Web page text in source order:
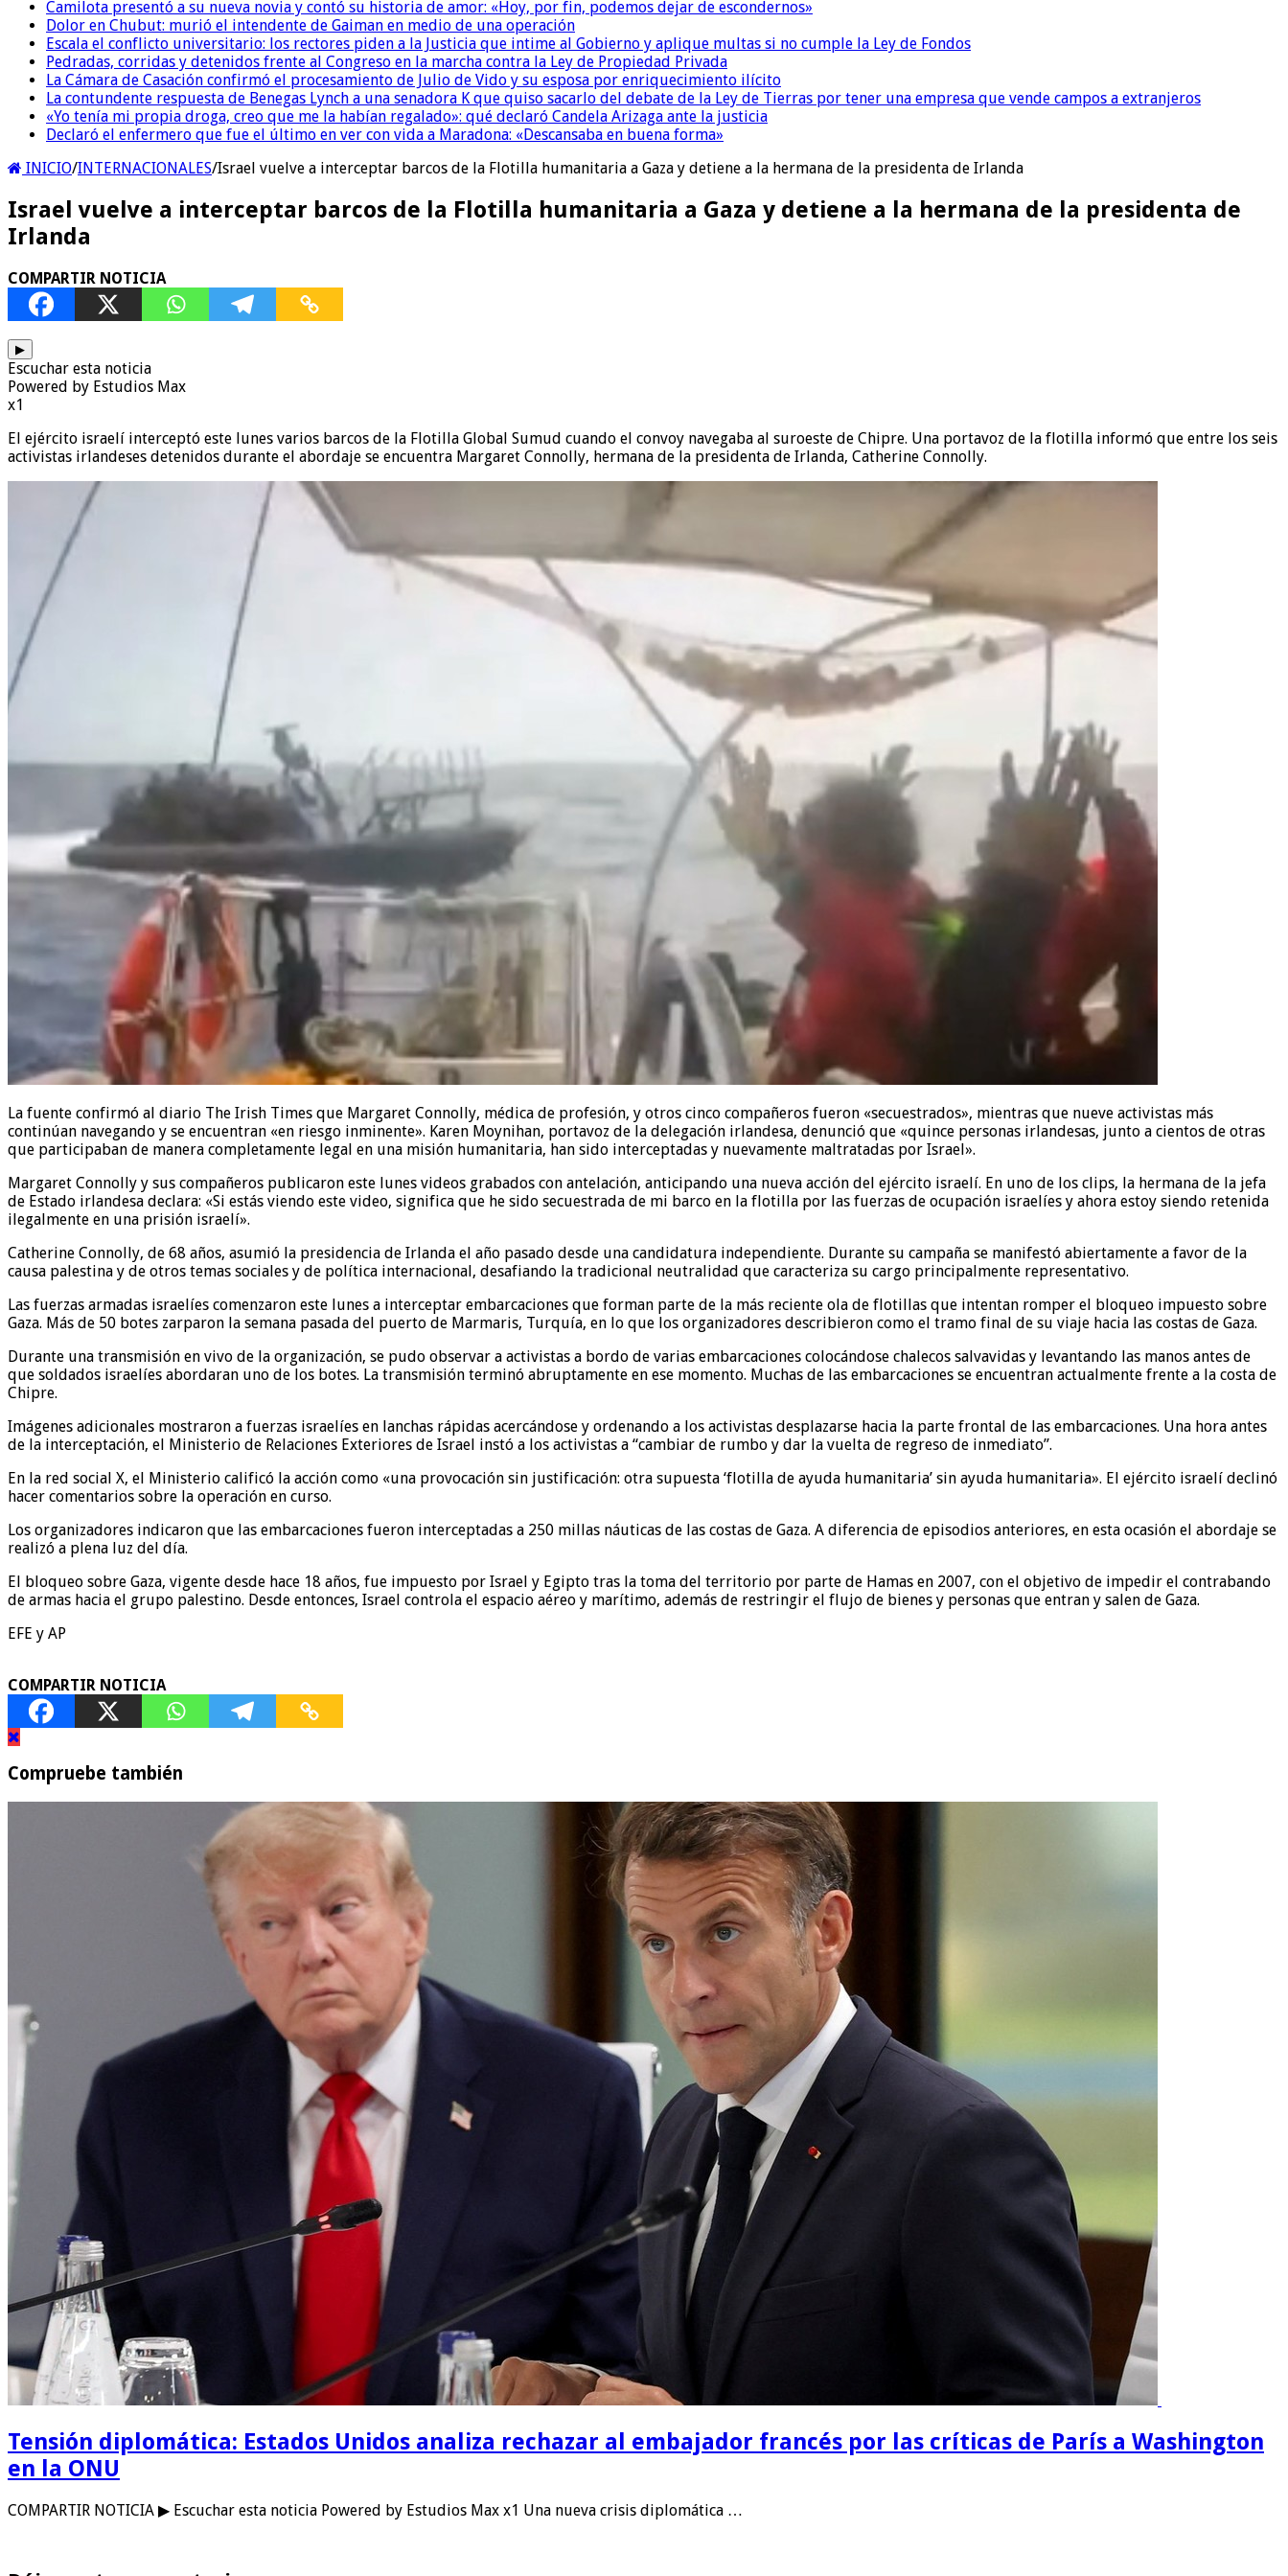
Camilota presentó a su nueva novia y contó su historia de amor: «Hoy, por fin, podemos dejar de escondernos»
Dolor en Chubut: murió el intendente de Gaiman en medio de una operación
Escala el conflicto universitario: los rectores piden a la Justicia que intime al Gobierno y aplique multas si no cumple la Ley de Fondos
Pedradas, corridas y detenidos frente al Congreso en la marcha contra la Ley de Propiedad Privada
La Cámara de Casación confirmó el procesamiento de Julio de Vido y su esposa por enriquecimiento ilícito
La contundente respuesta de Benegas Lynch a una senadora K que quiso sacarlo del debate de la Ley de Tierras por tener una empresa que vende campos a extranjeros
«Yo tenía mi propia droga, creo que me la habían regalado»: qué declaró Candela Arizaga ante la justicia
Declaró el enfermero que fue el último en ver con vida a Maradona: «Descansaba en buena forma»
INICIO/INTERNACIONALES/Israel vuelve a interceptar barcos de la Flotilla humanitaria a Gaza y detiene a la hermana de la presidenta de Irlanda
Israel vuelve a interceptar barcos de la Flotilla humanitaria a Gaza y detiene a la hermana de la presidenta de
Irlanda
COMPARTIR NOTICIA
▶
Escuchar esta noticia
Powered by Estudios Max
x1
El ejército israelí interceptó este lunes varios barcos de la Flotilla Global Sumud cuando el convoy navegaba al suroeste de Chipre. Una portavoz de la flotilla informó que entre los seis
activistas irlandeses detenidos durante el abordaje se encuentra Margaret Connolly, hermana de la presidenta de Irlanda, Catherine Connolly.
La fuente confirmó al diario The Irish Times que Margaret Connolly, médica de profesión, y otros cinco compañeros fueron «secuestrados», mientras que nueve activistas más
continúan navegando y se encuentran «en riesgo inminente». Karen Moynihan, portavoz de la delegación irlandesa, denunció que «quince personas irlandesas, junto a cientos de otras
que participaban de manera completamente legal en una misión humanitaria, han sido interceptadas y nuevamente maltratadas por Israel».
Margaret Connolly y sus compañeros publicaron este lunes videos grabados con antelación, anticipando una nueva acción del ejército israelí. En uno de los clips, la hermana de la jefa
de Estado irlandesa declara: «Si estás viendo este video, significa que he sido secuestrada de mi barco en la flotilla por las fuerzas de ocupación israelíes y ahora estoy siendo retenida
ilegalmente en una prisión israelí».
Catherine Connolly, de 68 años, asumió la presidencia de Irlanda el año pasado desde una candidatura independiente. Durante su campaña se manifestó abiertamente a favor de la
causa palestina y de otros temas sociales y de política internacional, desafiando la tradicional neutralidad que caracteriza su cargo principalmente representativo.
Las fuerzas armadas israelíes comenzaron este lunes a interceptar embarcaciones que forman parte de la más reciente ola de flotillas que intentan romper el bloqueo impuesto sobre
Gaza. Más de 50 botes zarparon la semana pasada del puerto de Marmaris, Turquía, en lo que los organizadores describieron como el tramo final de su viaje hacia las costas de Gaza.
Durante una transmisión en vivo de la organización, se pudo observar a activistas a bordo de varias embarcaciones colocándose chalecos salvavidas y levantando las manos antes de
que soldados israelíes abordaran uno de los botes. La transmisión terminó abruptamente en ese momento. Muchas de las embarcaciones se encuentran actualmente frente a la costa de
Chipre.
Imágenes adicionales mostraron a fuerzas israelíes en lanchas rápidas acercándose y ordenando a los activistas desplazarse hacia la parte frontal de las embarcaciones. Una hora antes
de la interceptación, el Ministerio de Relaciones Exteriores de Israel instó a los activistas a “cambiar de rumbo y dar la vuelta de regreso de inmediato”.
En la red social X, el Ministerio calificó la acción como «una provocación sin justificación: otra supuesta ‘flotilla de ayuda humanitaria’ sin ayuda humanitaria». El ejército israelí declinó
hacer comentarios sobre la operación en curso.
Los organizadores indicaron que las embarcaciones fueron interceptadas a 250 millas náuticas de las costas de Gaza. A diferencia de episodios anteriores, en esta ocasión el abordaje se
realizó a plena luz del día.
El bloqueo sobre Gaza, vigente desde hace 18 años, fue impuesto por Israel y Egipto tras la toma del territorio por parte de Hamas en 2007, con el objetivo de impedir el contrabando
de armas hacia el grupo palestino. Desde entonces, Israel controla el espacio aéreo y marítimo, además de restringir el flujo de bienes y personas que entran y salen de Gaza.
EFE y AP
COMPARTIR NOTICIA
Compruebe también
Tensión diplomática: Estados Unidos analiza rechazar al embajador francés por las críticas de París a Washington
en la ONU
COMPARTIR NOTICIA ▶ Escuchar esta noticia Powered by Estudios Max x1 Una nueva crisis diplomática …